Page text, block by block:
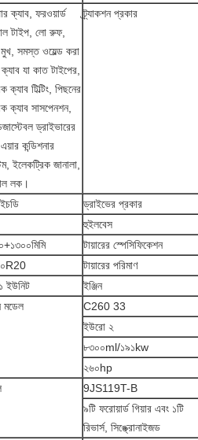
ক্যাব, ফরওয়ার্ড
টাইপ, লো রুফ,
সমস্ত ওয়েল্ড করা
যা কাত টাইপের,
ক্যাব টিল্টিং, পিছনের
ক্যাব সাসপেনশন,
ড্রাইভারের
কন্ডিশনার
ইলেকট্রিক জানালা,
লক।
ট্র্যাকশন প্রকার
ড্রাইভের প্রকার
হুইলবেস
টায়ারের স্পেসিফিকেশন
টায়ারের পরিমাণ
ইউনিট
ইঞ্জিন
মডেল
C260 33
ইউরো ২
৮৩০০ml/১৯১kw
২৬০hp
9JS119T-B
৯টি ফরোয়ার্ড গিয়ার এবং ১টি
রিভার্স, সিঙ্ক্রোনাইজড